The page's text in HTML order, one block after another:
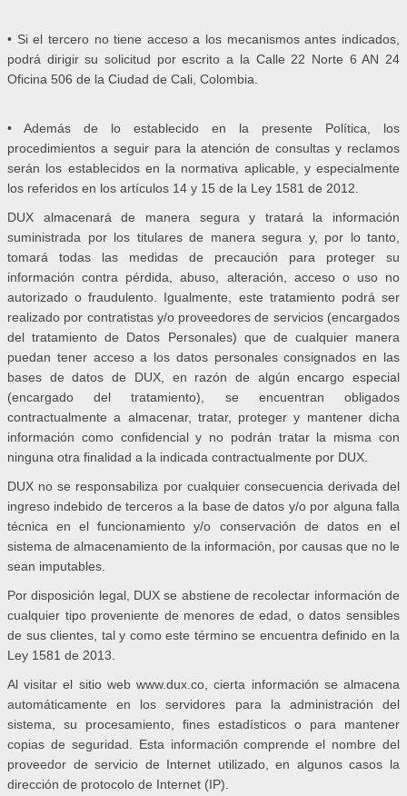
• Si el tercero no tiene acceso a los mecanismos antes indicados,
podrá dirigir su solicitud por escrito a la Calle 22 Norte 6 AN 24
Oficina 506 de la Ciudad de Cali, Colombia.
• Además de lo establecido en la presente Política, los
procedimientos a seguir para la atención de consultas y reclamos
serán los establecidos en la normativa aplicable, y especialmente
los referidos en los artículos 14 y 15 de la Ley 1581 de 2012.
DUX almacenará de manera segura y tratará la información
suministrada por los titulares de manera segura y, por lo tanto,
tomará todas las medidas de precaución para proteger su
información contra pérdida, abuso, alteración, acceso o uso no
autorizado o fraudulento. Igualmente, este tratamiento podrá ser
realizado por contratistas y/o proveedores de servicios (encargados
del tratamiento de Datos Personales) que de cualquier manera
puedan tener acceso a los datos personales consignados en las
bases de datos de DUX, en razón de algún encargo especial
(encargado del tratamiento), se encuentran obligados
contractualmente a almacenar, tratar, proteger y mantener dicha
información como confidencial y no podrán tratar la misma con
ninguna otra finalidad a la indicada contractualmente por DUX.
DUX no se responsabiliza por cualquier consecuencia derivada del
ingreso indebido de terceros a la base de datos y/o por alguna falla
técnica en el funcionamiento y/o conservación de datos en el
sistema de almacenamiento de la información, por causas que no le
sean imputables.
Por disposición legal, DUX se abstiene de recolectar información de
cualquier tipo proveniente de menores de edad, o datos sensibles
de sus clientes, tal y como este término se encuentra definido en la
Ley 1581 de 2013.
Al visitar el sitio web www.dux.co, cierta información se almacena
automáticamente en los servidores para la administración del
sistema, su procesamiento, fines estadísticos o para mantener
copias de seguridad. Esta información comprende el nombre del
proveedor de servicio de Internet utilizado, en algunos casos la
dirección de protocolo de Internet (IP).